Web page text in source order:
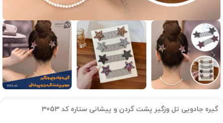
گیره جادویی تل وزگیر پشت گردن و پیشانی ستاره کد 3053